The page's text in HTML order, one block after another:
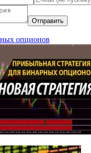
опционов